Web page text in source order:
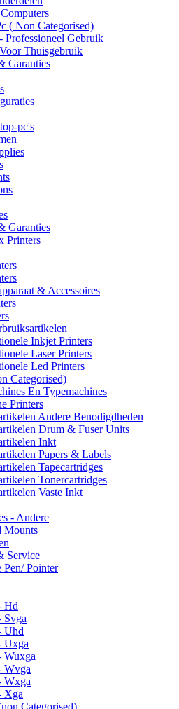
( Non Categorised)
Professioneel Gebruik
Thuisgebruik
Garanties
pc's
Garanties
Printers
& Accessoires
Inkjet Printers
Laser Printers
Led Printers
Categorised)
En Typemachines
Printers
Andere Benodigdheden
Drum & Fuser Units
Inkt
Papers & Labels
Tapecartridges
Tonercartridges
Vaste Inkt
- Andere
Mounts
Service
Pen/ Pointer
Hd
Svga
Uhd
Uxga
Wuxga
Wvga
Wxga
Xga
Categorised)